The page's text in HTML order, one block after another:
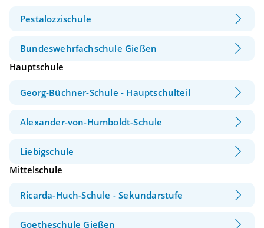
Pestalozzischule
Bundeswehrfachschule Gießen
Hauptschule
Georg-Büchner-Schule - Hauptschulteil
Alexander-von-Humboldt-Schule
Liebigschule
Mittelschule
Ricarda-Huch-Schule - Sekundarstufe
Goetheschule Gießen